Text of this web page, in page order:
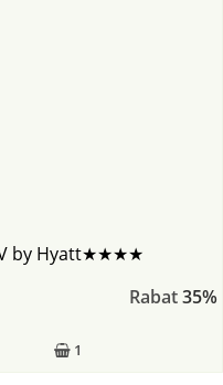
by Hyatt★★★★
Rabat35%
1